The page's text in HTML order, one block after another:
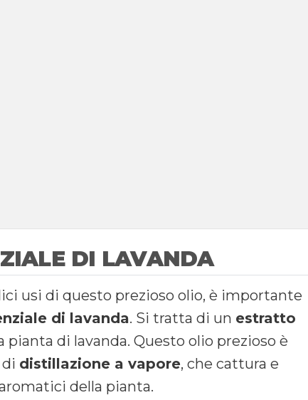
DI LAVANDA
usi di questo prezioso olio, è importante
di lavanda. Si tratta di un estratto
di lavanda. Questo olio prezioso è
distillazione a vapore, che cattura e
della pianta.